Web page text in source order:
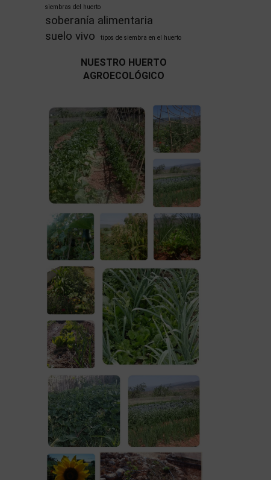
siembras del huerto
soberanía alimentaria
suelo vivo
tipos de siembra en el huerto
NUESTRO HUERTO
AGROECOLÓGICO